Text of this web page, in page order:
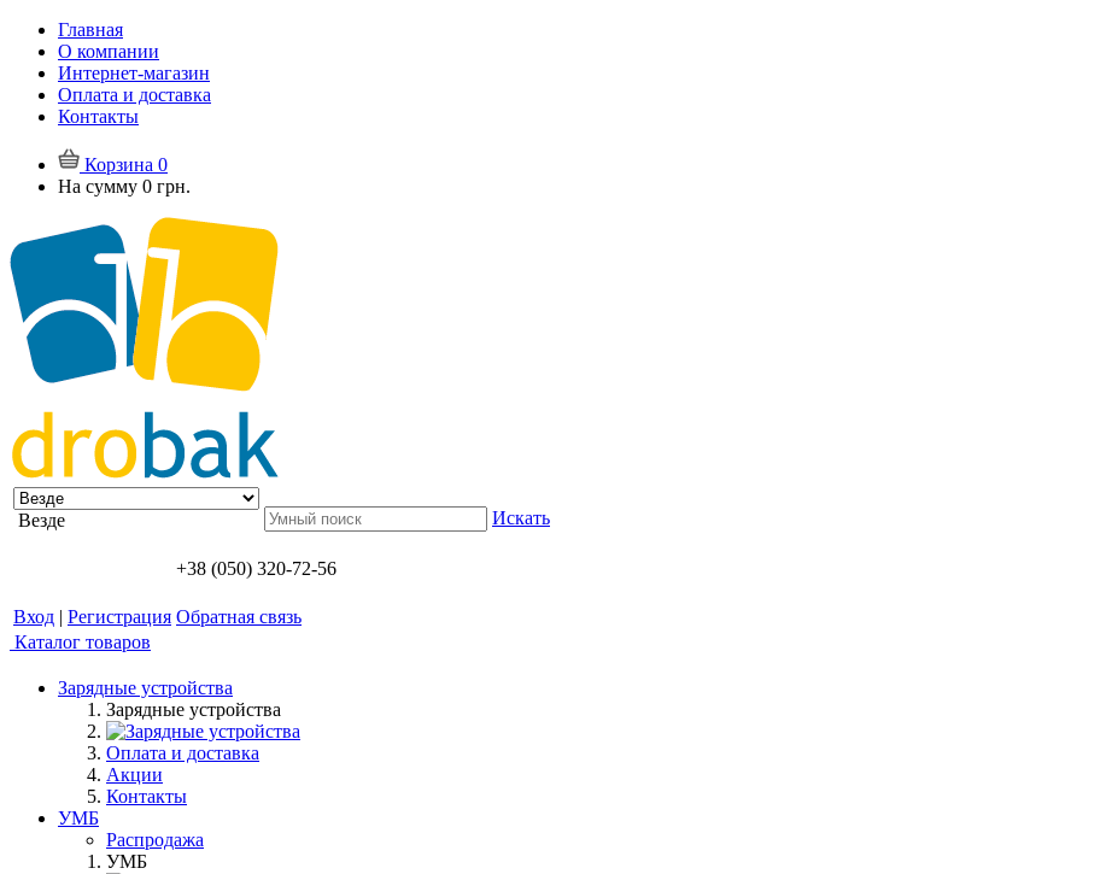
Главная
О компании
Интернет-магазин
Оплата и доставка
Контакты
Корзина 0
На сумму 0 грн.
Везде Искать
+38 (050) 320-72-56
Вход | Регистрация Обратная связь
Каталог товаров
Зарядные устройства
Зарядные устройства
Оплата и доставка
Акции
Контакты
УМБ
Распродажа
УМБ